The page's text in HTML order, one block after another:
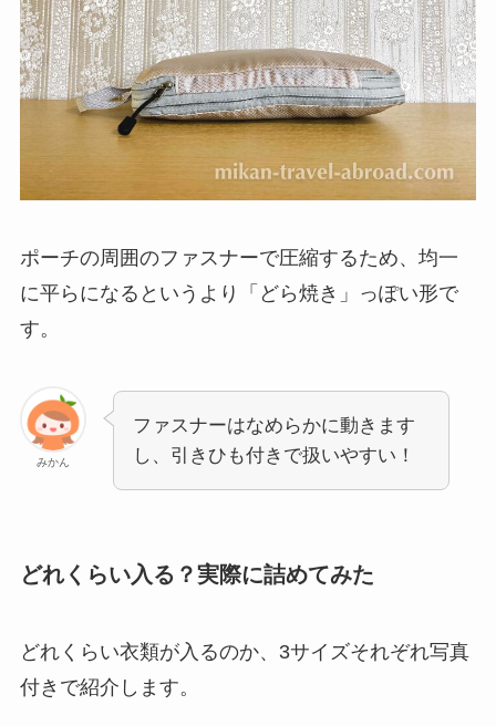
ポーチの周囲のファスナーで圧縮するため、均一
に平らになるというより「どら焼き」っぽい形で
す。
みかん
ファスナーはなめらかに動きます
し、引きひも付きで扱いやすい！
どれくらい入る？実際に詰めてみた
どれくらい衣類が入るのか、3サイズそれぞれ写真
付きで紹介します。